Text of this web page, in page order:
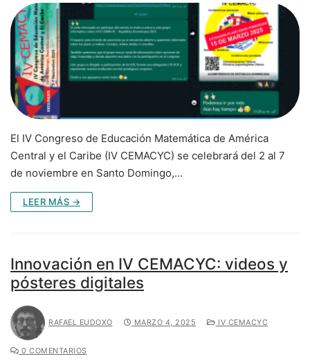
El IV Congreso de Educación Matemática de América
Central y el Caribe (IV CEMACYC) se celebrará del 2 al 7
de noviembre en Santo Domingo,…
LEER MÁS →
Innovación en IV CEMACYC: videos y
pósteres digitales
RAFAEL EUDOXO MARZO 4, 2025 IV CEMACYC
0 COMENTARIOS